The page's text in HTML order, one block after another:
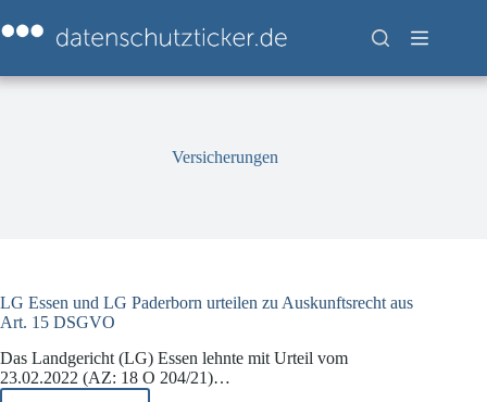
Inhalt
springen
Versicherungen
LG Essen und LG Paderborn urteilen zu Auskunftsrecht aus
Art. 15 DSGVO
Das Landgericht (LG) Essen lehnte mit Urteil vom
23.02.2022 (AZ: 18 O 204/21)…